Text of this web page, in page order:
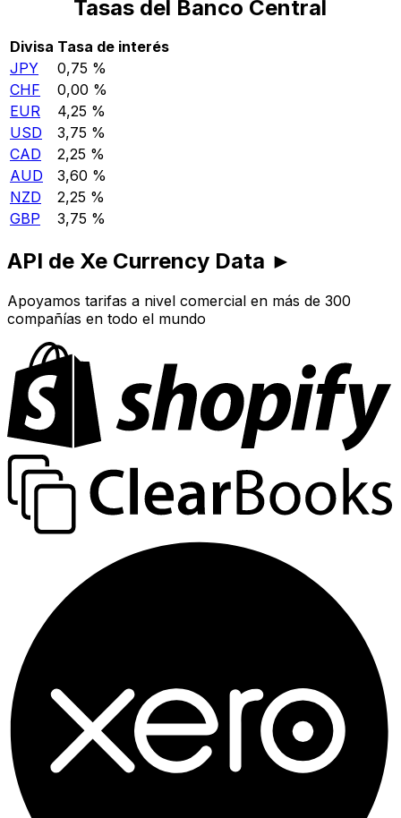
Tasas del Banco Central
Divisa Tasa de interés
JPY
0,75 %
CHF
0,00 %
EUR
4,25 %
USD
3,75 %
CAD
2,25 %
AUD
3,60 %
NZD
2,25 %
GBP
3,75 %
API de Xe Currency Data ►
Apoyamos tarifas a nivel comercial en más de 300
compañías en todo el mundo